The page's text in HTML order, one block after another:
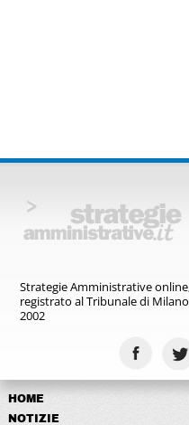
Strategie Amministrative
registratoal Tribunale di
2002
HOME
NOTIZIE